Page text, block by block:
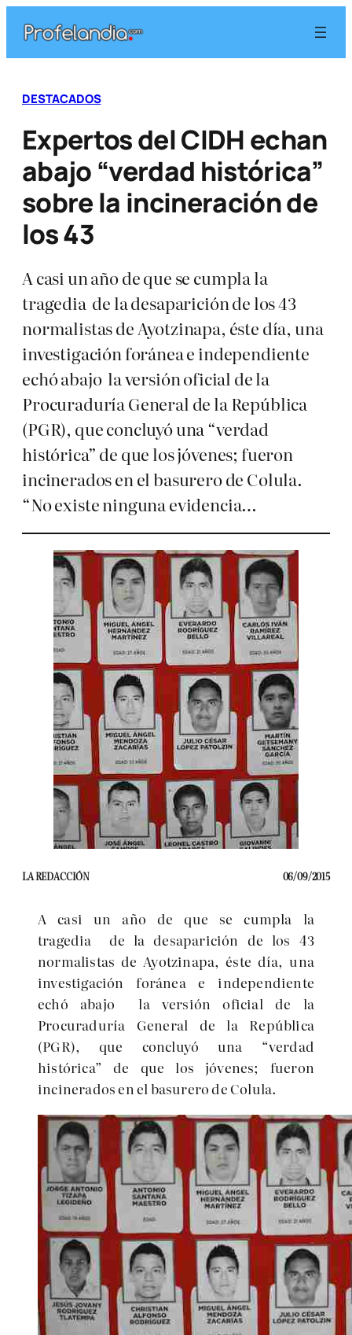
contenido
DESTACADOS
Expertos del CIDH echan
abajo “verdad histórica”
sobre la incineración de
los 43
A casi un año de que se cumpla la
tragedia de la desaparición de los 43
normalistas de Ayotzinapa, éste día, una
investigación foránea e independiente
echó abajo la versión oficial de la
Procuraduría General de la República
(PGR), que concluyó una “verdad
histórica” de que los jóvenes; fueron
incinerados en el basurero de Colula.
“No existe ninguna evidencia…
LA REDACCIÓN 06/09/2015
A casi un año de que se cumpla la
tragedia de la desaparición de los 43
normalistas de Ayotzinapa, éste día, una
investigación foránea e independiente
echó abajo la versión oficial de la
Procuraduría General de la República
(PGR), que concluyó una “verdad
histórica” de que los jóvenes; fueron
incinerados en el basurero de Colula.